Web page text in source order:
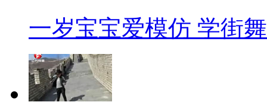
一岁宝宝爱模仿 学街